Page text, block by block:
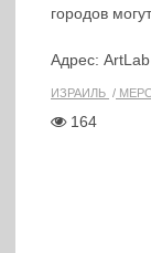
городов
Адрес:
ИЗРАИЛЬ
164